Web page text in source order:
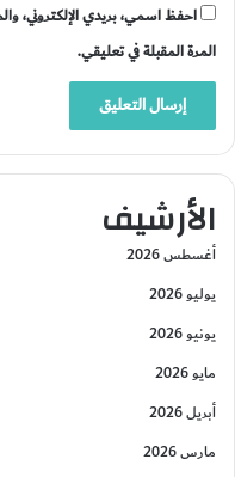
احفظ اسمي، بريدي الإلكتروني،
المرة المقبلة في تعليقي.
الأرشيف
أغسطس 2026
يوليو 2026
يونيو 2026
مايو 2026
أبريل 2026
مارس 2026